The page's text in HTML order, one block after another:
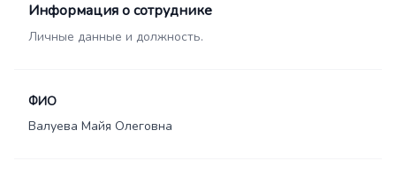
Информация о сотруднике
Личные данные и должность.
ФИО
Валуева Майя Олеговна